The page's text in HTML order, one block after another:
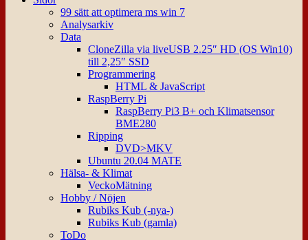
99 sätt att optimera ms win 7
Analysarkiv
Data
CloneZilla via liveUSB 2.25″ HD (OS Win10)
till 2,25″ SSD
Programmering
HTML & JavaScript
RaspBerry Pi
RaspBerry Pi3 B+ och Klimatsensor
BME280
Ripping
DVD>MKV
Ubuntu 20.04 MATE
Hälsa- & Klimat
VeckoMätning
Hobby / Nöjen
Rubiks Kub (-nya-)
Rubiks Kub (gamla)
ToDo